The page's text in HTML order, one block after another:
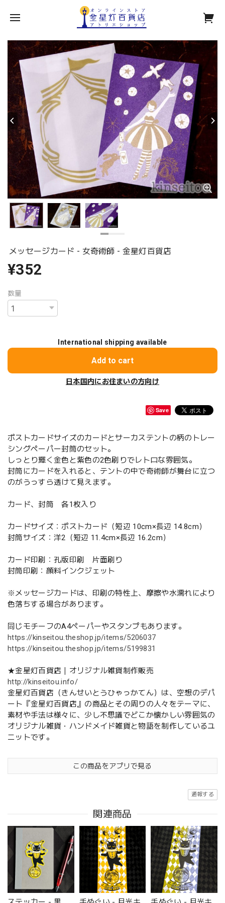
メッセージカード - 女奇術師 - 金星灯百貨店
¥352
数量
International shipping available
Add to cart
日本国内にお住まいの方向け
Save
ポストカードサイズのカードとサーカステントの柄のトレー
シングペーパー封筒のセット。
しっとり輝く金色と紫色の2色刷りでレトロな雰囲気。
封筒にカードを入れると、テントの中で奇術師が舞台に立つ
のがうっすら透けて見えます。
カード、封筒 各1枚入り
カードサイズ：ポストカード（短辺 10cm×長辺 14.8cm）
封筒サイズ：洋2（短辺 11.4cm×長辺 16.2cm）
カード印刷：孔版印刷 片面刷り
封筒印刷：顔料インクジェット
※メッセージカードは、印刷の特性上、摩擦や水濡れにより
色落ちする場合があります。
同じモチーフのA4ペーパーやスタンプもあります。
https://kinseitou.theshop.jp/items/5206037
https://kinseitou.theshop.jp/items/5199831
★金星灯百貨店｜オリジナル雑貨制作販売
http://kinseitou.info/
金星灯百貨店（きんせいとうひゃっかてん）は、空想のデパ
ート『金星灯百貨店』の商品とその周りの人々をテーマに、
素材や手法は様々に、少し不思議でどこか懐かしい雰囲気の
オリジナル雑貨・ハンドメイド雑貨と物語を制作しているユ
ニットです。
この商品をアプリで見る
通報する
関連商品